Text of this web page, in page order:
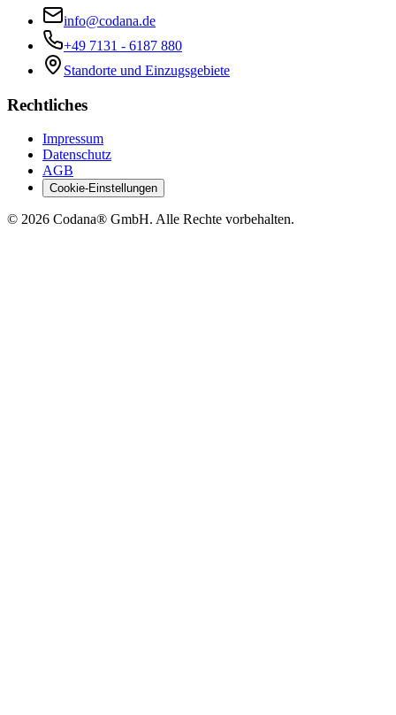
info@codana.de
+49 7131 - 6187 880
Standorte und Einzugsgebiete
Rechtliches
Impressum
Datenschutz
AGB
Cookie-Einstellungen
© 2026 Codana® GmbH. Alle Rechte vorbehalten.